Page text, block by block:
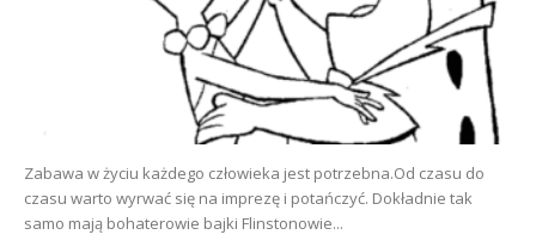
Zabawa w życiu każdego człowieka jest potrzebna.Od czasu do
czasu warto wyrwać się na imprezę i potańczyć. Dokładnie tak
samo mają bohaterowie bajki Flinstonowie...